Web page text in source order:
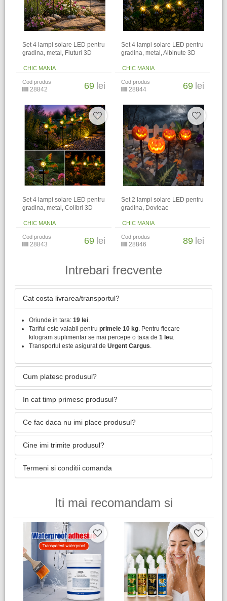
Set 4 lampi solare LED pentru
gradina, metal, Fluturi 3D
CHIC MANIA
Cod produs
28842 69 lei
Set 4 lampi solare LED pentru
gradina, metal, Albinute 3D
CHIC MANIA
Cod produs
28844 69 lei
Set 4 lampi solare LED pentru
gradina, metal, Colibri 3D
CHIC MANIA
Cod produs
28843 69 lei
Set 2 lampi solare LED pentru
gradina, Dovleac
CHIC MANIA
Cod produs
28846 89 lei
Intrebari frecvente
Cat costa livrarea/transportul?
Oriunde in tara: 19 lei
Tariful este valabil pentru primele 10 kg . Pentru fiecare
kilogram suplimentar se mai percepe o taxa de 1 leu
Transportul este asigurat de Urgent Cargus
Cum platesc produsul?
In cat timp primesc produsul?
Ce fac daca nu imi place produsul?
Cine imi trimite produsul?
Termeni si conditii comanda
Iti mai recomandam si